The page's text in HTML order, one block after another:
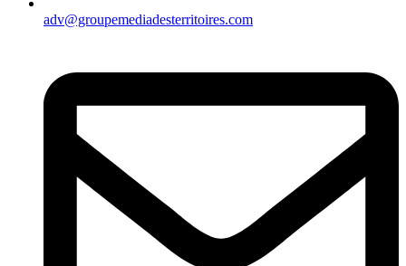
adv@groupemediadesterritoires.com